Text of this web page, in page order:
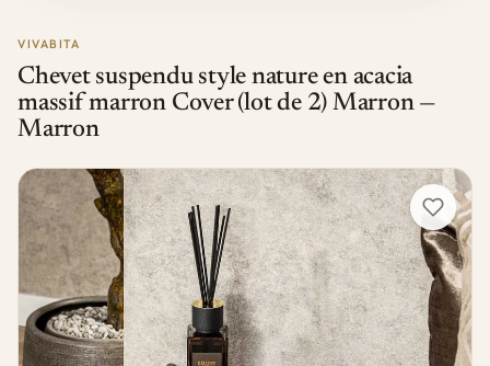
VIVABITA
Chevet suspendu style nature en acacia
massif marron Cover (lot de 2) Marron —
Marron